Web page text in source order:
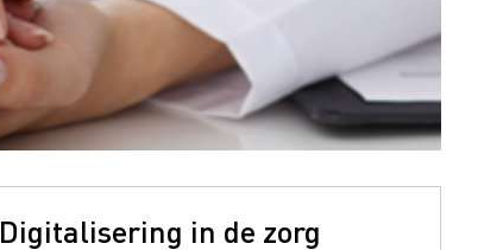
Digitalisering in de zorg